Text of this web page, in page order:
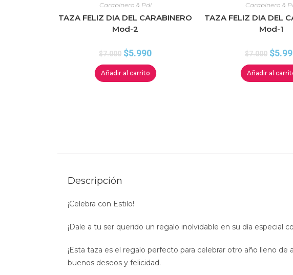
Carabinero & Pdi
TAZA FELIZ DIA DEL CARABINERO
Mod-2
$7.000 $5.990
Añadir al carrito
Carabinero &
TAZA FELIZ DIA DEL
Mod-1
$7.000 $
Añadir al
Descripción
¡Celebra con Estilo!
¡Dale a tu ser querido un regalo inolvidable en su día especial
¡Esta taza es el regalo perfecto para celebrar otro año lleno
buenos deseos y felicidad.